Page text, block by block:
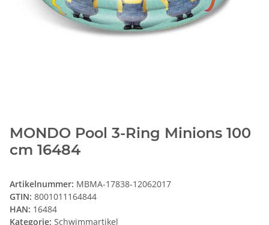
MONDO Pool 3-Ring Minions 100
cm 16484
Artikelnummer: MBMA-17838-12062017
GTIN: 8001011164844
HAN: 16484
Kategorie: Schwimmartikel